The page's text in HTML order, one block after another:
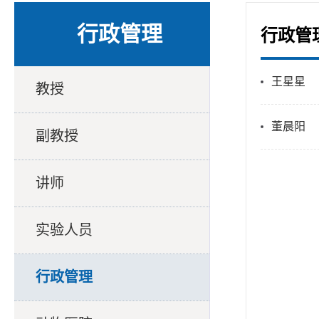
行政管理
教授
副教授
讲师
实验人员
行政管理
行政管
王星星
董晨阳